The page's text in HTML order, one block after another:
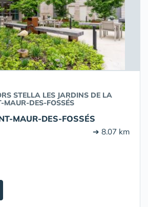
STELLA LES JARDINS DE LA
MAUR-DES-FOSSÉS
MAUR-DES-FOSSÉS
➔ 8.07 km